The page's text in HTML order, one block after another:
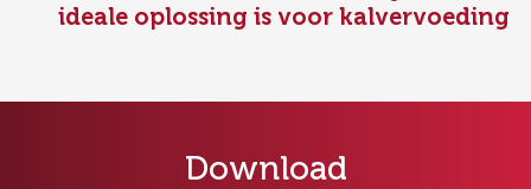
ideale oplossing is voor kalvervoeding
Download